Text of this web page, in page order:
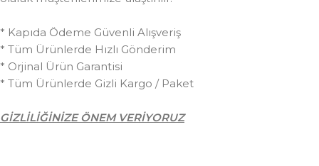
* Kapıda Ödeme Güvenli Alışveriş
* Tüm Ürünlerde Hızlı Gönderim
* Orjinal Ürün Garantisi
* Tüm Ürünlerde Gizli Kargo / Paket
GİZLİLİĞİNİZE ÖNEM VERİYORUZ